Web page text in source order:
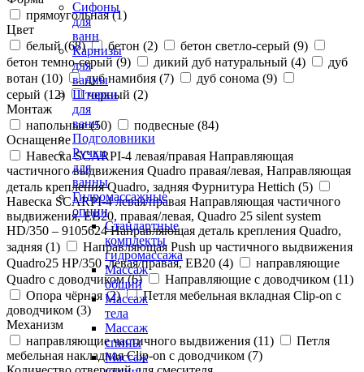
Сифоны
для
ванн
Карнизы
для
ванны
Шторки
для
ванн
Подголовники
Ручки
для
ванны
Гидромассажные
опции
Стандартные
комплекты
гидромассажа
Массаж
общий
Массаж
тела
Массаж
спины
Массаж
прямоугольная (1)
Цвет
белый (68) бетон (2) бетон светло-серый (9)
бетон темно-серый (9) дикий дуб натуральный (4)
дуб
вотан (10) дуб намибия (7) дуб сонома (9)
серый (12) черный (2)
Монтаж
напольные (50) подвесные (84)
Оснащение
Навеска SCARPI-4 левая/правая Направляющая
частичного выдвижения Quadro правая/левая, Направляющая
деталь крепления Quadro, задняя Фурнитура Hettich (5)
Навеска SCARPI-4 левая/правая Направляющая частичного
выдвижения, ЕВ20, правая/левая, Quadro 25 silent system
HD/350 – 9105624 Направляющая деталь крепления Quadro,
задняя (1)
Направляющая Push up частичного выдвижения
Quadro25 НР/350 ,левая/правая, ЕВ20 (4)
направляющие
Quadro с доводчиком (6) Направляющие с доводчиком (11)
Опора чёрная (2)
Петля мебельная вкладная Clip-on с
доводчиком (3)
Механизм
направляющие частичного выдвижения (11)
Петля
мебельная накладная Clip-on с доводчиком (7)